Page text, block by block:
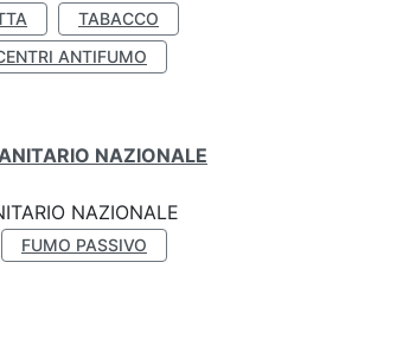
TABACCO
ANTIFUMO
NAZIONALE
NAZIONALE
FUMO PASSIVO